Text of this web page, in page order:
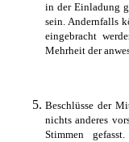
in der Einladung
sein. Andernfalls
eingebracht
Mehrheit der
Beschlüsse der
nichts anderes
Stimmen